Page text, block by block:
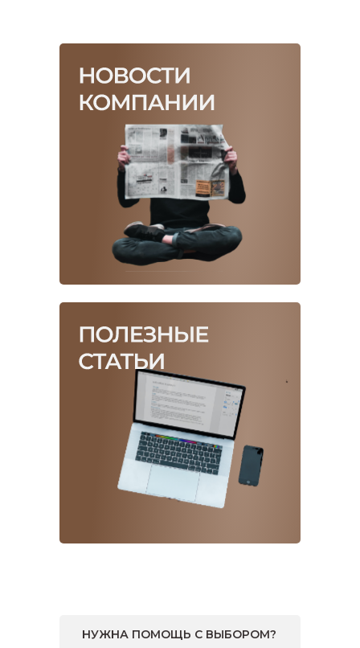
НУЖНА ПОМОЩЬ С ВЫБОРОМ?